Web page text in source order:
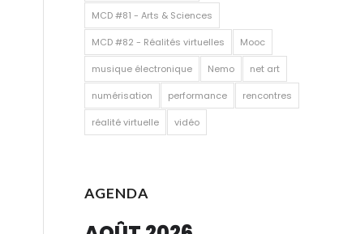
MCD #81 - Arts & Sciences
MCD #82 - Réalités virtuelles Mooc
musique électronique Nemo net art
numérisation performance rencontres
réalité virtuelle vidéo
AGENDA